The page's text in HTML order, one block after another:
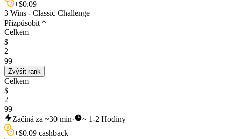
+$0.09
3 Wins - Classic Challenge
Přizpůsobit
Celkem
$
2
99
Zvýšit rank
Celkem
$
2
99
Začíná za ~30 min·
~ 1-2 Hodiny
+$0.09 cashback